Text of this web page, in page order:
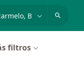
filtros